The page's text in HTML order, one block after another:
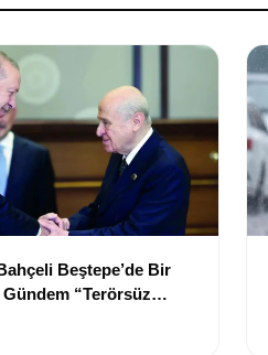
Beştepe’de Bir
“Terörsüz